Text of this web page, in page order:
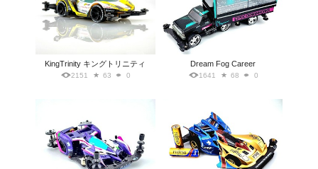
KingTrinity キングトリニティ
2151 63 0
Dream Fog Career
1641 68 0